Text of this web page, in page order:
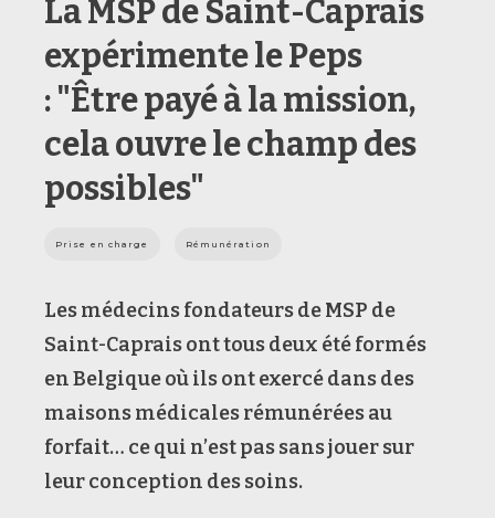
La MSP de Saint-Caprais
expérimente le Peps
: "Être payé à la mission,
cela ouvre le champ des
possibles"
Prise en charge Rémunération
Les médecins fondateurs de MSP de
Saint-Caprais ont tous deux été formés
en Belgique où ils ont exercé dans des
maisons médicales rémunérées au
forfait… ce qui n’est pas sans jouer sur
leur conception des soins.